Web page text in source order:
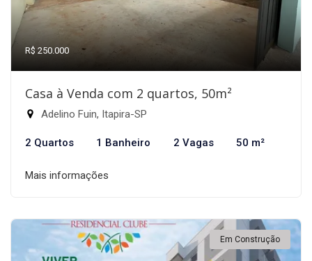
R$ 250.000
Casa à Venda com 2 quartos, 50m²
Adelino Fuin, Itapira-SP
2 Quartos 1 Banheiro 2 Vagas 50 m²
Mais informações
Em Construção